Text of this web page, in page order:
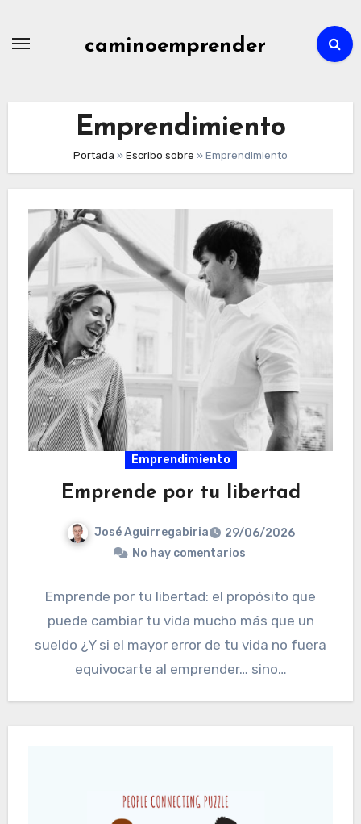
caminoemprender
Emprendimiento
Portada » Escribo sobre » Emprendimiento
Emprendimiento
Emprende por tu libertad
José Aguirregabiria
29/06/2026
No hay comentarios
Emprende por tu libertad: el propósito que
puede cambiar tu vida mucho más que un
sueldo ¿Y si el mayor error de tu vida no fuera
equivocarte al emprender… sino…